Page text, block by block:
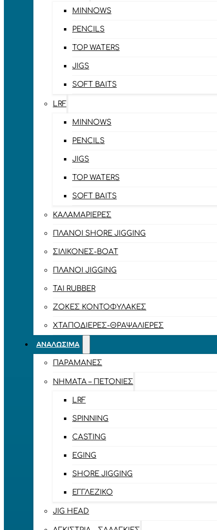
MINNOWS
PENCILS
TOP WATERS
JIGS
SOFT BAITS
LRF
MINNOWS
PENCILS
JIGS
TOP WATERS
SOFT BAITS
ΚΑΛΑΜΑΡΙΈΡΕΣ
ΠΛΆΝΟΙ SHORE JIGGING
ΣΙΛΙΚΌΝΕΣ-BOAT
ΠΛΆΝΟΙ JIGGING
TAI RUBBER
ΖΌΚΕΣ ΚΟΝΤΟΦΎΛΑΚΕΣ
ΧΤΑΠΟΔΙΈΡΕΣ-ΘΡΑΨΑΛΙΈΡΕΣ
ΑΝΑΛΏΣΙΜΑ
ΠΑΡΑΜΆΝΕΣ
ΝΉΜΑΤΑ – ΠΕΤΟΝΙΈΣ
LRF
SPINNING
CASTING
EGING
SHORE JIGGING
ΕΓΓΛΈΖΙΚΟ
JIG HEAD